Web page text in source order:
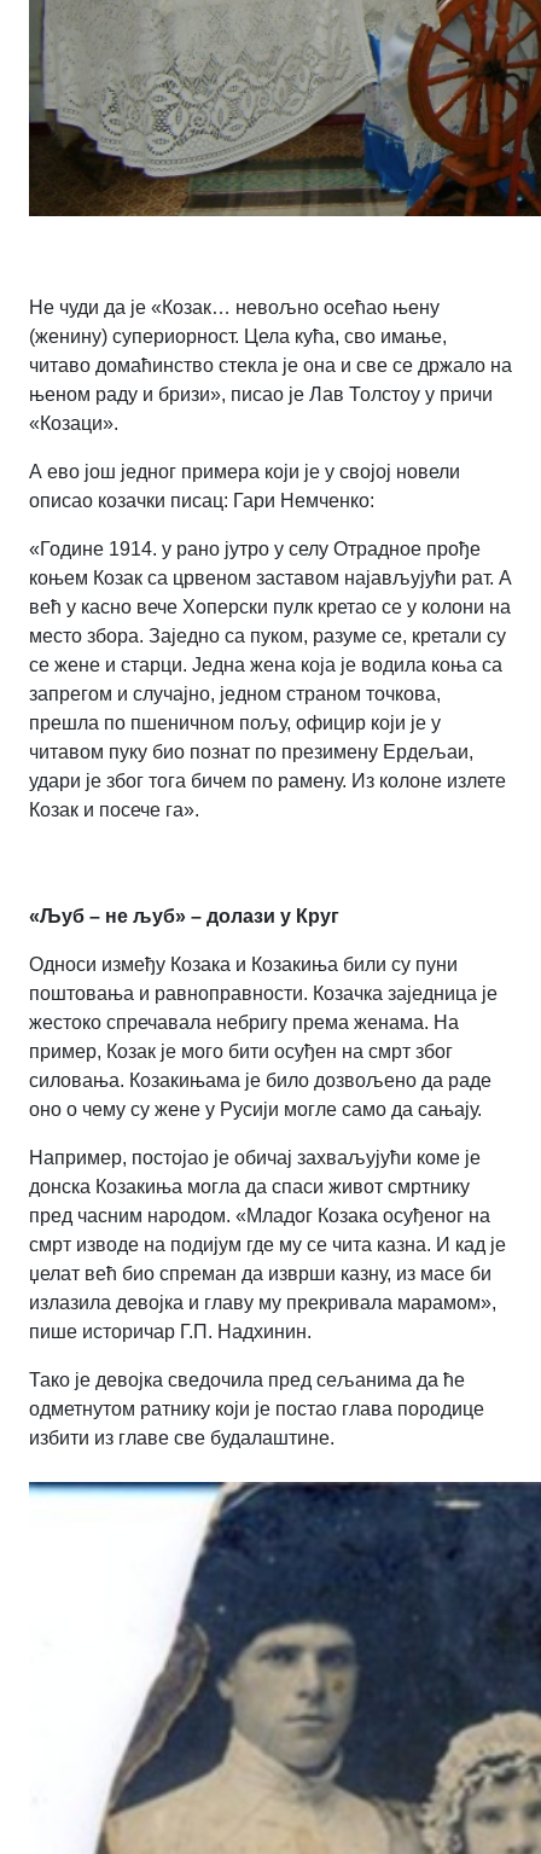
Не чуди да је «Козак… невољно осећао њену
(женину) супериорност. Цела кућа, сво имање,
читаво домаћинство стекла је она и све се држало на
њеном раду и бризи», писао је Лав Толстоу у причи
«Козаци».
А ево још једног примера који је у својој новели
описао козачки писац: Гари Немченко:
«Године 1914. у рано јутро у селу Отрадное прође
коњем Козак са црвеном заставом најављујући рат. А
већ у касно вече Хоперски пулк кретао се у колони на
место збора. Заједно са пуком, разуме се, кретали су
се жене и старци. Једна жена која је водила коња са
запрегом и случајно, једном страном точкова,
прешла по пшеничном пољу, официр који је у
читавом пуку био познат по презимену Ердељаи,
удари је због тога бичем по рамену. Из колоне излете
Козак и посече га».
«Љуб – не љуб» – долази у Круг
Односи између Козака и Козакиња били су пуни
поштовања и равноправности. Козачка заједница је
жестоко спречавала небригу према женама. На
пример, Козак је мого бити осуђен на смрт због
силовања. Козакињама је било дозвољено да раде
оно о чему су жене у Русији могле само да сањају.
Например, постојао је обичај захваљујући коме је
донска Козакиња могла да спаси живот смртнику
пред часним народом. «Младог Козака осуђеног на
смрт изводе на подијум где му се чита казна. И кад је
џелат већ био спреман да изврши казну, из масе би
излазила девојка и главу му прекривала марамом»,
пише историчар Г.П. Надхинин.
Тако је девојка сведочила пред сељанима да ће
одметнутом ратнику који је постао глава породице
избити из главе све будалаштине.